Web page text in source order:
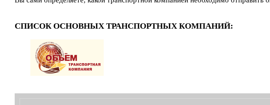
СПИСОК ОСНОВНЫХ ТРАНСПОРТНЫХ КОМПАНИЙ: